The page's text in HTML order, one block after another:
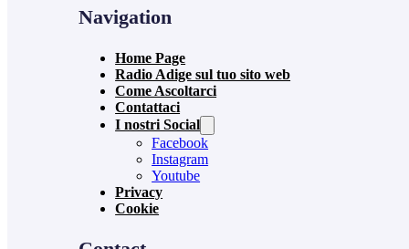
Navigation
Home Page
Radio Adige sul tuo sito web
Come Ascoltarci
Contattaci
I nostri Social
Facebook
Instagram
Youtube
Privacy
Cookie